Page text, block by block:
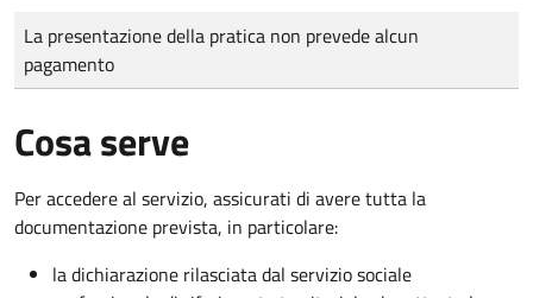
Tipo di pagamento
Importo
La presentazione della pratica non prevede alcun
pagamento
Cosa serve
Per accedere al servizio, assicurati di avere tutta la
documentazione prevista, in particolare:
la dichiarazione rilasciata dal servizio sociale